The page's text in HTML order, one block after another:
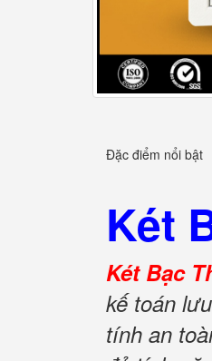
Đặc điểm nổi bật
Két
Két Bạc
kế toán
tính an